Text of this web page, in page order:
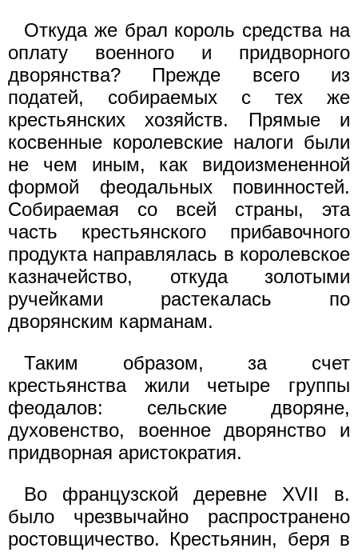
Откуда же брал король средства на
оплату военного и придворного
дворянства? Прежде всего из
податей, собираемых с тех же
крестьянских хозяйств. Прямые и
косвенные королевские налоги были
не чем иным, как видоизмененной
формой феодальных повинностей.
Собираемая со всей страны, эта
часть крестьянского прибавочного
продукта направлялась в королевское
казначейство, откуда золотыми
ручейками растекалась по
дворянским карманам.
Таким образом, за счет
крестьянства жили четыре группы
феодалов: сельские дворяне,
духовенство, военное дворянство и
придворная аристократия.
Во французской деревне XVII в.
было чрезвычайно распространено
ростовщичество. Крестьянин, беря в